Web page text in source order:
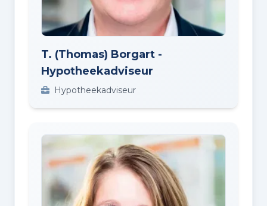
T. (Thomas) Borgart -
Hypotheekadviseur
Hypotheekadviseur